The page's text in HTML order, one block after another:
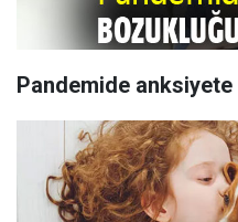
Pandemide anksiyete